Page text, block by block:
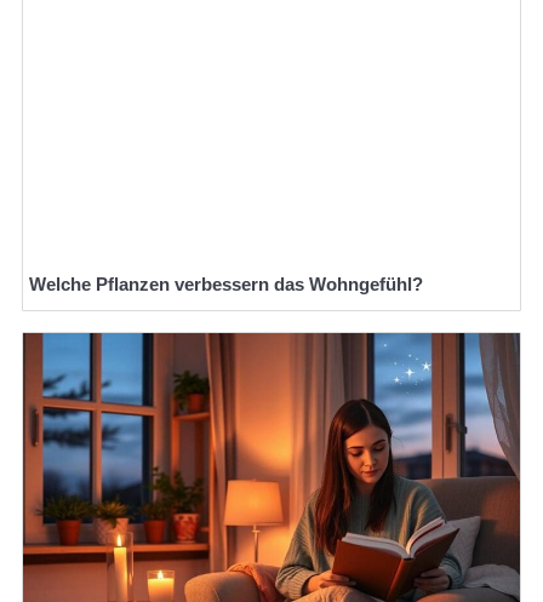
Welche Pflanzen verbessern das Wohngefühl?